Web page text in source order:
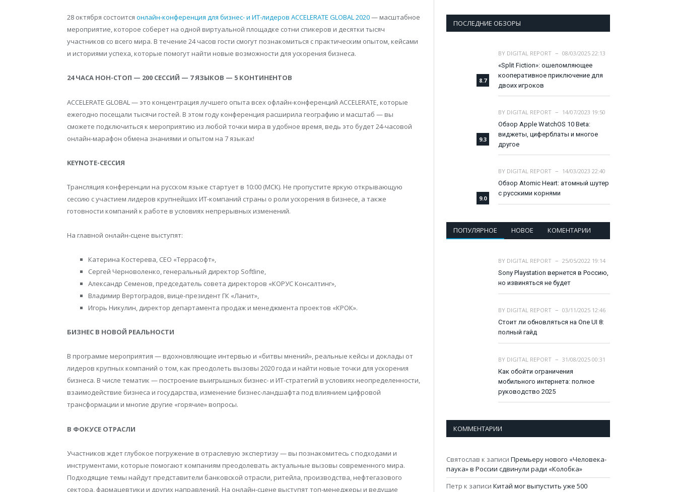
28 октября состоится онлайн-конференция для бизнес- и ИТ-лидеров ACCELERATE GLOBAL 2020— масштабное
мероприятие, которое соберет на одной виртуальной площадке сотни спикеров и десятки тысяч
участников со всего мира. В течение 24 часов гости смогут познакомиться с практическим опытом, кейсами
и историями успеха, которые помогут найти новые возможности для ускорения бизнеса.
24 ЧАСА НОН-СТОП — 200 СЕССИЙ — 7 ЯЗЫКОВ — 5 КОНТИНЕНТОВ
ACCELERATE GLOBAL — это концентрация лучшего опыта всех офлайн-конференций ACCELERATE, которые
ежегодно посещали тысячи гостей. В этом году конференция расширила географию и масштаб — вы
сможете подключиться к мероприятию из любой точки мира в удобное время, ведь это будет 24-часовой
онлайн-марафон обмена знаниями и опытом на 7 языках!
KEYNOTE-СЕССИЯ
Трансляция конференции на русском языке стартует в 10:00 (МСК). Не пропустите яркую открывающую
сессию с участием лидеров крупнейших ИТ-компаний страны о роли ускорения в бизнесе, а также
готовности компаний к работе в условиях непрерывных изменений.
На главной онлайн-сцене выступят:
Катерина Костерева, CEO «Террасофт»,
Сергей Черноволенко, генеральный директор Softline,
Александр Семенов, председатель совета директоров «КОРУС Консалтинг»,
Владимир Вертоградов, вице-президент ГК «Ланит»,
Игорь Никулин, директор департамента продаж и менеджмента проектов «КРОК».
БИЗНЕС В НОВОЙ РЕАЛЬНОСТИ
В программе мероприятия — вдохновляющие интервью и «битвы мнений», реальные кейсы и доклады от
лидеров крупных компаний о том, как преодолеть вызовы 2020 года и найти новые точки для ускорения
бизнеса. В числе тематик — построение выигрышных бизнес- и ИТ-стратегий в условиях неопределенности,
взаимодействие бизнеса и государства, изменение бизнес-ландшафта под влиянием цифровой
трансформации и многие другие «горячие» вопросы.
В ФОКУСЕ ОТРАСЛИ
Участников ждет глубокое погружение в отраслевую экспертизу — вы познакомитесь с подходами и
инструментами, которые помогают компаниям преодолевать актуальные вызовы современного мира.
Подходящие темы найдут представители банковской отрасли, ритейла, производства, нефтегазового
сектора, фармацевтики и других направлений. На онлайн-сцене выступят топ-менеджеры и ведущие
ПОСЛЕДНИЕ ОБЗОРЫ
8.7
BY DIGITAL REPORT
08/03/2025 22:13
«Split Fiction»: ошеломляющее
кооперативное приключение для
двоих игроков
9.3
BY DIGITAL REPORT
14/07/2023 19:50
Обзор Apple WatchOS 10 Beta:
виджеты, циферблаты и многое
другое
9.0
BY DIGITAL REPORT
14/03/2023 22:40
Обзор Atomic Heart: атомный шутер
с русскими корнями
ПОПУЛЯРНОЕ НОВОЕ КОМЕНТАРИИ
BY DIGITAL REPORT
25/05/2022 19:14
Sony Playstation вернется в Россию,
но извиняться не будет
BY DIGITAL REPORT
03/11/2025 12:46
Стоит ли обновляться на One UI 8:
полный гайд
BY DIGITAL REPORT
31/08/2025 00:31
Как обойти ограничения
мобильного интернета: полное
руководство 2025
КОММЕНТАРИИ
Святослав к записи Премьеру нового «Человека-
паука» в России сдвинули ради «Колобка»
Петр к записи Китай мог выпустить уже 500